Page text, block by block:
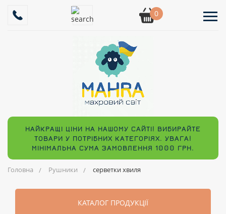
0
НАЙКРАЩІ ЦІНИ НА НАШОМУ САЙТІ! ВИБИРАЙТЕ
ТОВАРИ У ПОТРІБНИХ КАТЕГОРІЯХ. УВАГА!
МІНІМАЛЬНА СУМА ЗАМОВЛЕННЯ 1000 ГРН.
Головна Рушники серветки хвиля
КАТАЛОГ ПРОДУКЦІЇ